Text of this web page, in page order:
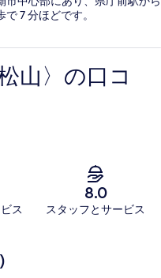
7 分ほどです。
山〉の口コ
ス
8.0
スタッフとサービス